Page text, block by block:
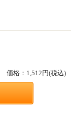
価格： 1,512円(税込)